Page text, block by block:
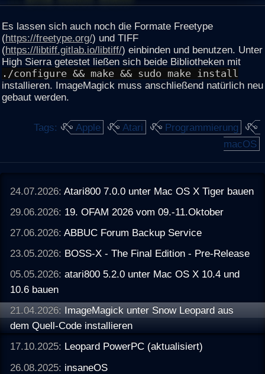
Es lassen sich auch noch die Formate Freetype
(https://freetype.org/) und TIFF
(https://libtiff.gitlab.io/libtiff/) einbinden und benutzen. Unter
High Sierra getestet ließen sich beide Bibliotheken mit
./configure && make && sudo make install
installieren. ImageMagick muss anschließend natürlich neu
gebaut werden.
Tags: Apple Atari
Programmierung
macOS
24.07.2026:Atari800 7.0.0 unter Mac OS X Tiger bauen
29.06.2026: 19. OFAM 2026 vom 09.-11.Oktober
27.06.2026:ABBUC Forum Backup Service
23.05.2026: BOSS-X - The Final Edition - Pre-Release
05.05.2026:atari800 5.2.0 unter Mac OS X 10.4 und
10.6 bauen
21.04.2026: ImageMagick unter Snow Leopard aus
dem Quell-Code installieren
17.10.2025: Leopard PowerPC (aktualisiert)
26.08.2025: insaneOS